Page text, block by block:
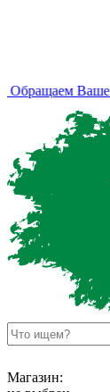
Ваше
Магазин: